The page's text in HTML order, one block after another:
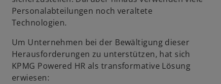
d
Personalabteilungen noch veraltete
Technologien.
Um Unternehmen bei der Bewältigung dieser
Herausforderungen zu unterstützen, hat sich
KPMG Powered HR als transformative Lösung
erwiesen: